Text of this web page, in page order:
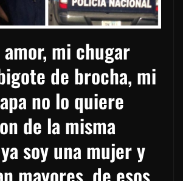
amor, mi chugar
de brocha, mi
no lo quiere
de la misma
soy una mujer y